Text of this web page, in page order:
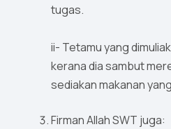
tugas.
ii- Tetamu yang
kerana dia sambut
sediakan makanan
Firman Allah SWT juga: